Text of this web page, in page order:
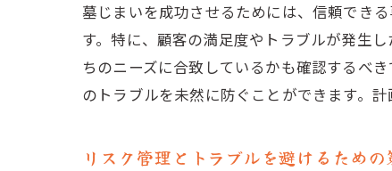
墓じまいを成功させるためには、信頼でき
す。特に、顧客の満足度やトラブルが発生
ちのニーズに合致しているかも確認するべ
のトラブルを未然に防ぐことができます。
リスク管理とトラブルを避けるための